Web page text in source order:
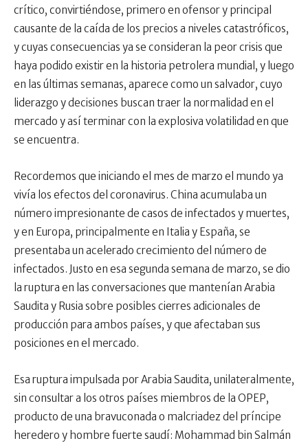
crítico, convirtiéndose, primero en ofensor y principal
causante de la caída de los precios a niveles catastróficos,
y cuyas consecuencias ya se consideran la peor crisis que
haya podido existir en la historia petrolera mundial, y luego
en las últimas semanas, aparece como un salvador, cuyo
liderazgo y decisiones buscan traer la normalidad en el
mercado y así terminar con la explosiva volatilidad en que
se encuentra.
Recordemos que iniciando el mes de marzo el mundo ya
vivía los efectos del coronavirus. China acumulaba un
número impresionante de casos de infectados y muertes,
y en Europa, principalmente en Italia y España, se
presentaba un acelerado crecimiento del número de
infectados. Justo en esa segunda semana de marzo, se dio
la ruptura en las conversaciones que mantenían Arabia
Saudita y Rusia sobre posibles cierres adicionales de
producción para ambos países, y que afectaban sus
posiciones en el mercado.
Esa ruptura impulsada por Arabia Saudita, unilateralmente,
sin consultar a los otros países miembros de la OPEP,
producto de una bravuconada o malcriadez del príncipe
heredero y hombre fuerte saudí: Mohammad bin Salmán